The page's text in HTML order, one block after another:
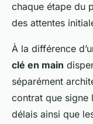
chaque étape du
des attentes
À la différence
clé en main
séparément
contrat que signe
délais ainsi que